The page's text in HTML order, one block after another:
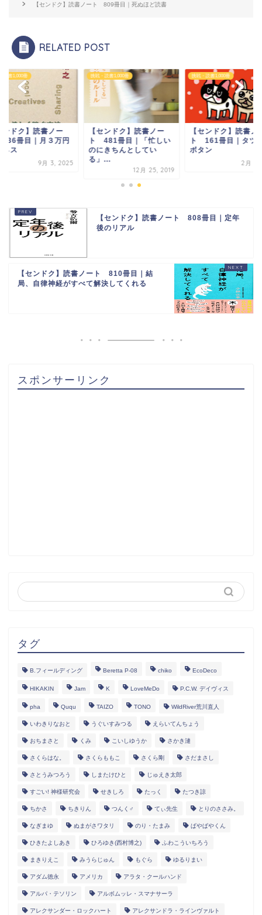
【センドク】読書ノート 809冊目｜死ぬほど読書
RELATED POST
読書1,000冊
ンドク】読書ノー
冊目｜月３万円
ネス
9月 3, 2025
挑戦・読書1,000冊
【センドク】読書ノー
ト 481冊目｜「忙しい
のにきちんとしてい
る」...
12月 25, 2019
挑戦・読書1,000冊
【センドク】読書ノ
ト 161冊目｜タツ
ボタン
2月 8,
【センドク】読書ノート 808冊目｜定年
後のリアル
【センドク】読書ノート 810冊目｜結
局、自律神経がすべて解決してくれる
スポンサーリンク
タグ
B.フィールディング Beretta P-08 chiko EcoDeco
HIKAKIN Jam K LoveMeDo P.C.W. デイヴィス
pha Ququ TAIZO TONO WildRiver荒川直人
いわきりなおと うぐいすみつる えらいてんちょう
おちまさと くみ こいしゆうか さかき漣
さくらはな。 さくらももこ さくら剛 さだまさし
さとうみつろう しまたけひと じゅえき太郎
すごい! 神様研究会 せきしろ たっく たつき諒
ちかさ ちきりん つんく♂ てぃ先生 とりのささみ。
なぎまゆ ぬまがさワタリ のり・たまみ ぱやぱやくん
ひきたよしあき ひろゆき(西村博之) ふわこういちろう
まきりえこ みうらじゅん もぐら ゆるりまい
アダム徳永 アメリカ アラタ・クールハンド
アルパ・テソリン アルボムッレ・スマナサーラ
アレクサンダー・ロックハート アレクサンドラ・ラインヴァルト